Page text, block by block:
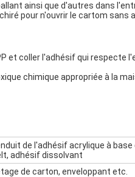
ainsi que d'autres dans
pour n'ouvrir le cartom sans
et coller l'adhésif qui respecte
chimique appropriée à la
de l'adhésif acrylique à base
adhésif dissolvant
de carton, enveloppant etc.